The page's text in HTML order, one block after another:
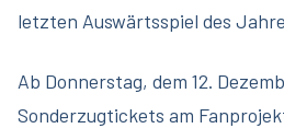
letzten Auswärtsspiel des
Ab Donnerstag, dem 12.
Sonderzugtickets am